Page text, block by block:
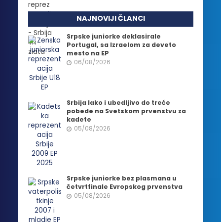
NAJNOVIJI ČLANCI
Srpske juniorke deklasirale
Portugal, sa Izraelom za deveto
mesto na EP
06/08/2026
Srbija lako i ubedljivo do treće
pobede na Svetskom prvenstvu za
kadete
05/08/2026
Srpske juniorke bez plasmana u
četvrtfinale Evropskog prvenstva
05/08/2026